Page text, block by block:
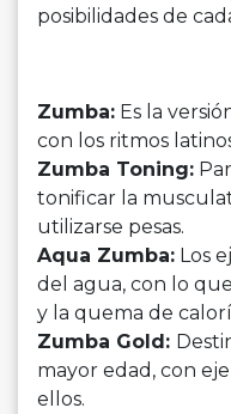
posibilidades de
Zumba: Es la
con los ritmos
Zumba Toning:
tonificar la
utilizarse pesas.
Aqua Zumba: Los
del agua, con lo
y la quema de
Zumba Gold:
mayor edad, con
ellos.